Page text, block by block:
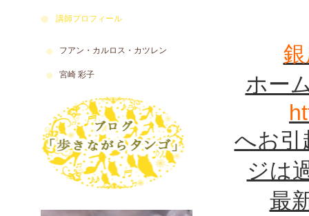
ホー
へお引
ジは
最
講師プロフィール
フアン・カルロス・カツレン
宮崎 彩子